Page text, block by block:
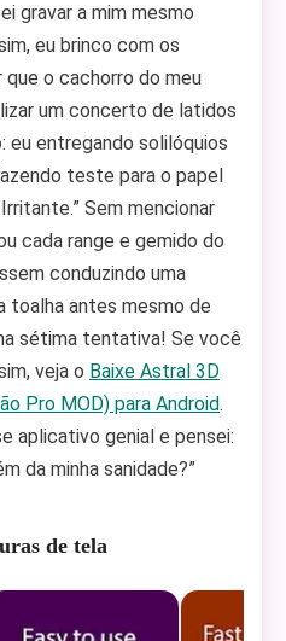
gravar a mim mesmo
eu brinco com os
o cachorro do meu
um concerto de latidos
eu entregando solilóquios
teste para o papel
Sem mencionar
cada range e gemido do
conduzindo uma
toalha antes mesmo de
sétima tentativa! Se você
veja o Baixe Astral 3D
Pro MOD) para Android.
aplicativo genial e pensei:
da minha sanidade?”
de tela